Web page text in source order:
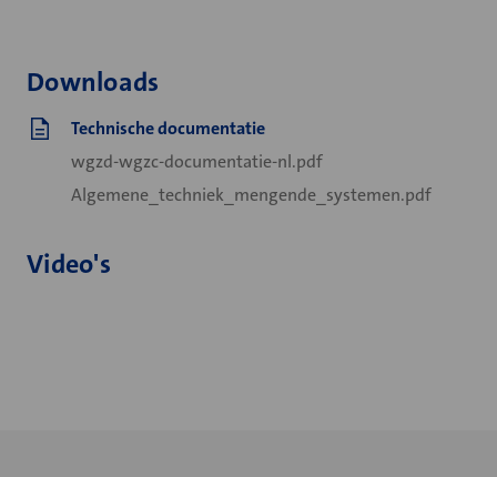
Downloads
Technische documentatie
wgzd-wgzc-documentatie-nl.pdf
Algemene_techniek_mengende_systemen.pdf
Video's